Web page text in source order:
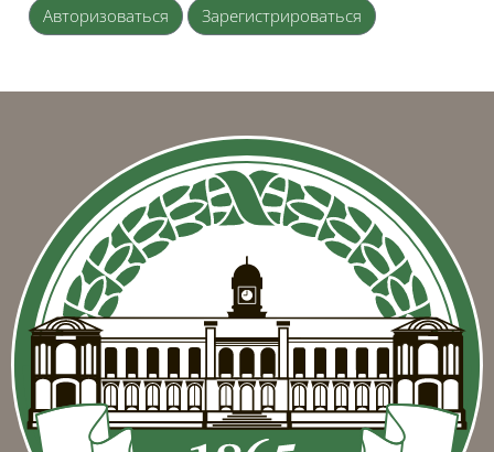
Авторизоваться Зарегистрироваться